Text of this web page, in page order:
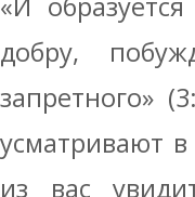
добру,
запретного»
усматривают
из вас